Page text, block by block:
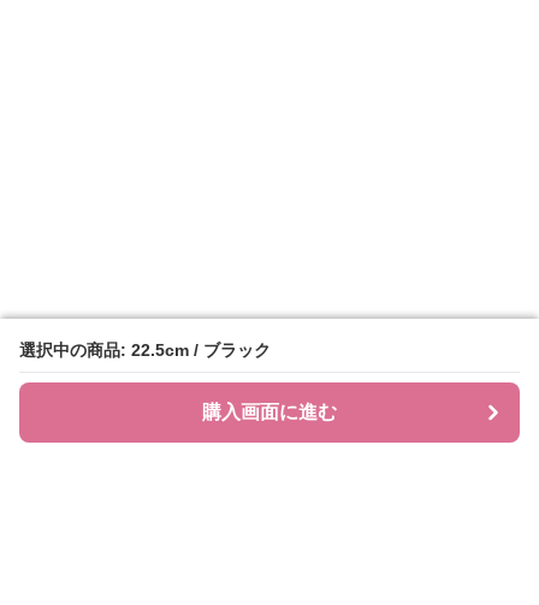
選択中の商品: 22.5cm / ブラック
購入画面に進む
選択中の商品: 22.5cm / ブラック
購入画面に進む